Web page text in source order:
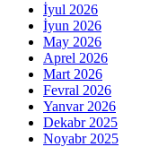
İyul 2026
İyun 2026
May 2026
Aprel 2026
Mart 2026
Fevral 2026
Yanvar 2026
Dekabr 2025
Noyabr 2025